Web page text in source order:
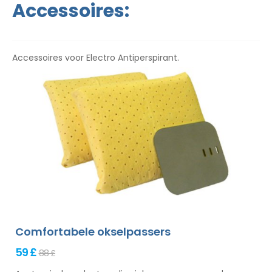
Accessoires:
Accessoires voor Electro Antiperspirant.
Comfortabele okselpassers
59 £88 £